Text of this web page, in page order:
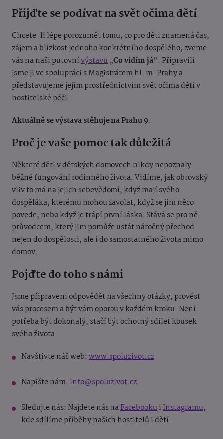
Přijďte se podívat na svět očima dětí
Chcete-li lépe porozumět tomu, co pro děti znamená čas,
zájem a blízkost jednoho konkrétního dospělého, zveme
vás na naši putovnívýstavu „Co vidím já“. Připravili
jsme ji ve spolupráci s Magistrátem hl. m. Prahy a
představujeme jejím prostřednictvím svět očima dětí v
hostitelské péči.
Aktuálně se výstava stěhuje na Prahu 9.
Proč je vaše pomoc tak důležitá
Některé děti v dětských domovech nikdy nepoznaly
běžné fungování rodinného života. Vidíme, jak obrovský
vliv to má na jejich sebevědomí, když mají svého
dospěláka, kterému mohou zavolat, když se jim něco
povede, nebo když je trápí první láska. Stává se pro ně
průvodcem, který jim pomůže ustát náročný přechod
nejen do dospělosti, ale i do samostatného života mimo
domov.
Pojďte do toho s námi
Jsme připraveni odpovědět na všechny otázky, provést
vás procesem a být vám oporou v každém kroku. Není
potřeba být dokonalý, stačí být ochotný sdílet kousek
svého života.
Navštivte náš web: www.spoluzivot.cz
Napište nám: info@spoluzivot.cz
Sledujte nás: Najdete nás naFacebookuiInstagramu,
kde sdílíme příběhy našich hostitelů i dětí.